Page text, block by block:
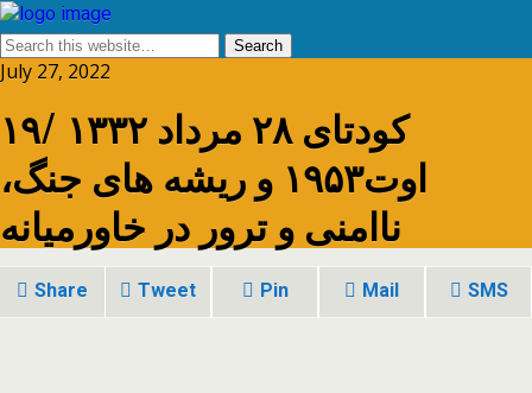
July 27, 2022
کودتای ۲۸ مرداد ۱۳۳۲ /۱۹
اوت۱۹۵۳ و ریشه های جنگ،
ناامنی و ترور در خاورمیانه
Share Tweet Pin Mail SMS